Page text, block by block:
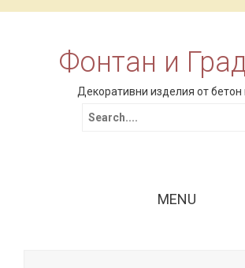
Фонтан и
Декоративни изделия от бетон
Search for:
MENU